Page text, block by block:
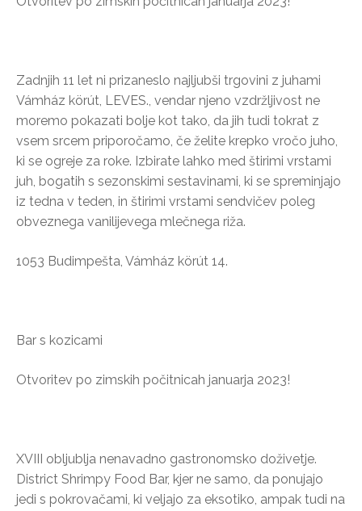
Zadnjih 11 let ni prizaneslo najljubši trgovini z juhami
Vámház körút, LEVES., vendar njeno vzdržljivost ne
moremo pokazati bolje kot tako, da jih tudi tokrat z
vsem srcem priporočamo, če želite krepko vročo juho,
ki se ogreje za roke. Izbirate lahko med štirimi vrstami
juh, bogatih s sezonskimi sestavinami, ki se spreminjajo
iz tedna v teden, in štirimi vrstami sendvičev poleg
obveznega vanilijevega mlečnega riža.
1053 Budimpešta, Vámház körút 14.
Bar s kozicami
Otvoritev po zimskih počitnicah januarja 2023!
XVIII obljublja nenavadno gastronomsko doživetje.
District Shrimpy Food Bar, kjer ne samo, da ponujajo
jedi s pokrovačami, ki veljajo za eksotiko, ampak tudi na